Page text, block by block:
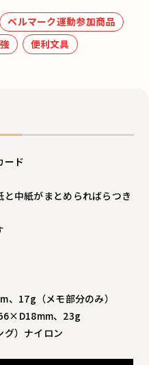
ベルマーク運動参加商品
便利文具
ード
中紙がまとめらればらつき
17g（メモ部分のみ）
、23g
グ）ナイロン